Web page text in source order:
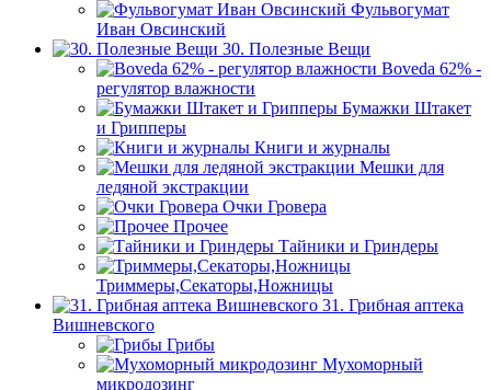
Фульвогумат
Иван Овсинский
30. Полезные Вещи
Boveda 62% -
регулятор влажности
Бумажки Штакет
и Грипперы
Книги и журналы
Мешки для
ледяной экстракции
Очки Гровера
Прочее
Тайники и Гриндеры
Триммеры,Секаторы,Ножницы
31. Грибная аптека
Вишневского
Грибы
Мухоморный
микродозинг